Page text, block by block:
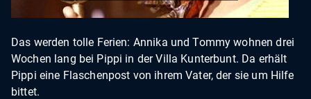
Das werden tolle Ferien: Annika und Tommy wohnen drei
Wochen lang bei Pippi in der Villa Kunterbunt. Da erhält
Pippi eine Flaschenpost von ihrem Vater, der sie um Hilfe
bittet.